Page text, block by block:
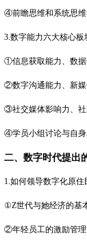
④前瞻思维和系统思
3.数字能力六大核心
①信息获取能力、数
②数字沟通能力、新媒
③社交媒体影响力、
④学员小组讨论与自身
二、数字时代提出
1.如何领导数字化原住
①Z世代与她经济的基
②年轻员工的激励管